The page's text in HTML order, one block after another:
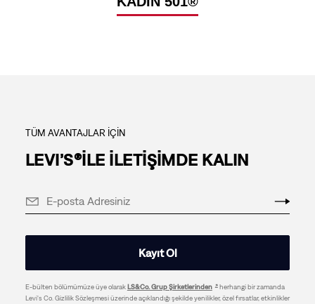
TÜM AVANTAJLAR İÇİN
LEVI’S®İLE İLETİŞİMDE KALIN
Kayıt Ol
E-bülten bölümümüze üye olarakLS&Co. Grup Şirketlerinden
herhangi bir zamanda
Levi's Co. Gizlilik Sözleşmesi üzerinde açıklandığı şekilde yenilikler, özel fırsatlar, etkinlikler